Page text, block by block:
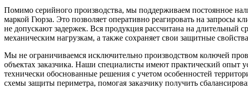
Помимо серийного производства, мы поддерживаем постоянное
маркой Гюрза. Это позволяет оперативно реагировать на запросы
не допускают задержек. Вся продукция рассчитана на длительный
механическим нагрузкам, а также сохраняет свои защитные
Мы не ограничиваемся исключительно производством колючей
объектах заказчика. Наши специалисты имеют практический опыт
технически обоснованные решения с учетом особенностей
схемы защиты периметра, помогая заказчику получить